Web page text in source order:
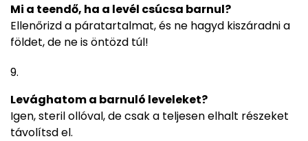
Mi a teendő, ha a levél csúcsa barnul?
Ellenőrizd a páratartalmat, és ne hagyd kiszáradni a
földet, de ne is öntözd túl!
Levághatom a barnuló leveleket?
Igen, steril ollóval, de csak a teljesen elhalt részeket
távolítsd el.